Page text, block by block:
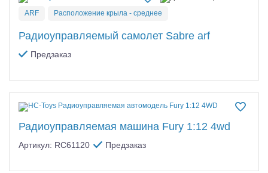
ARF Расположение крыла - среднее
Радиоуправляемый самолет Sabre arf
Предзаказ
Радиоуправляемая машина Fury 1:12 4wd
Артикул: RC61120 Предзаказ